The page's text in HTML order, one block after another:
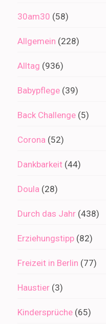
30am30 (58)
Allgemein (228)
Alltag (936)
Babypflege (39)
Back Challenge (5)
Corona (52)
Dankbarkeit (44)
Doula (28)
Durch das Jahr (438)
Erziehungstipp (82)
Freizeit in Berlin (77)
Haustier (3)
Kindersprüche (65)